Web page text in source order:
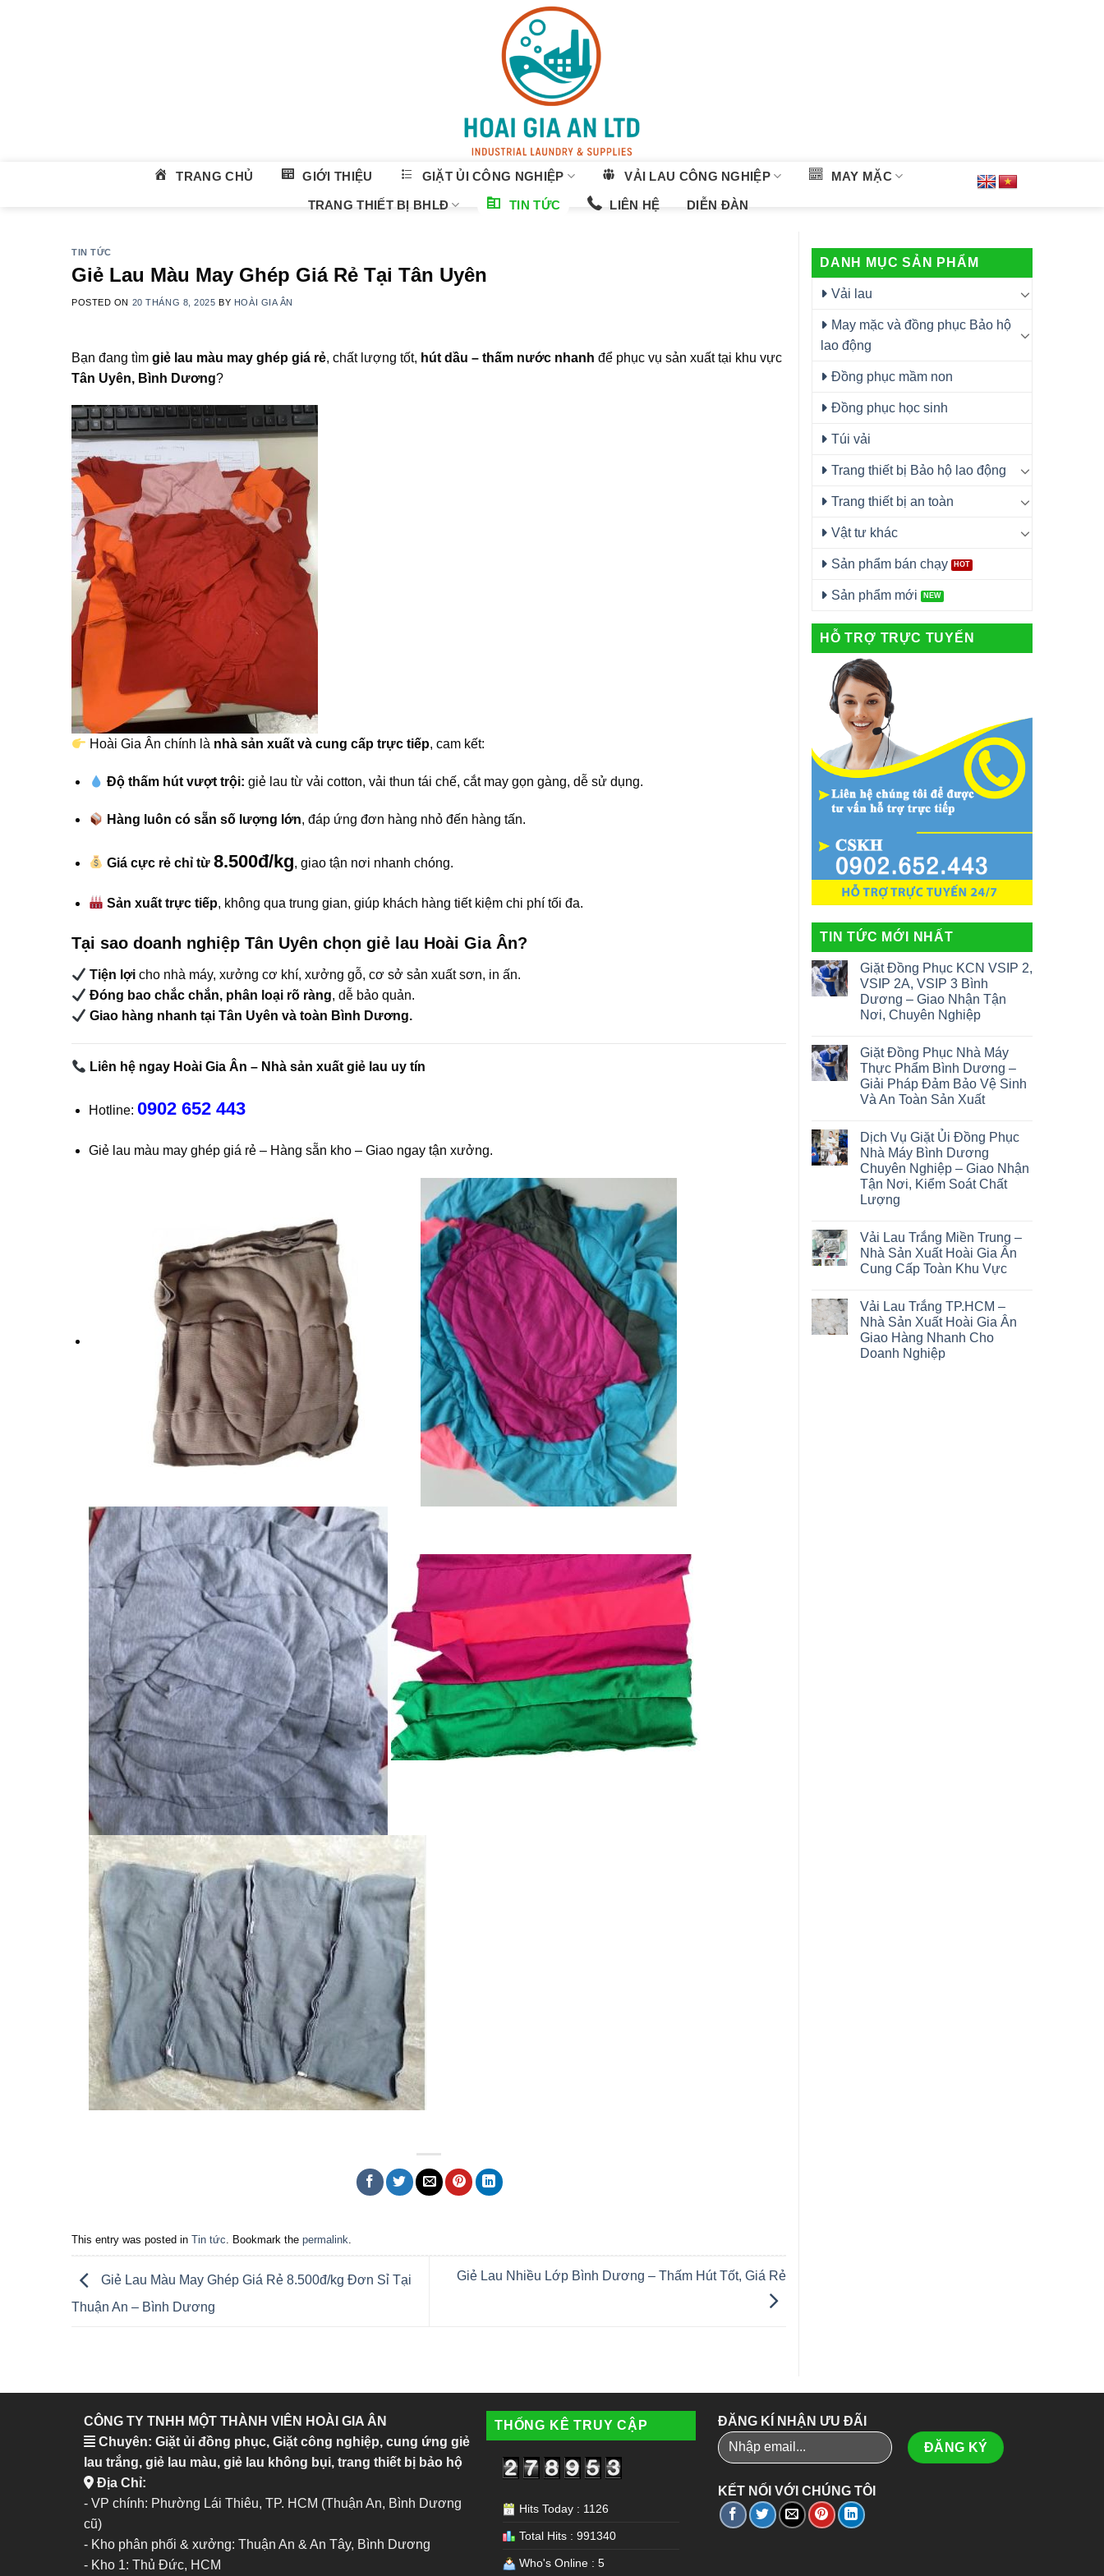
TRANG CHỦ GIỚI THIỆU GIẶT ỦI CÔNG NGHIỆP VẢI LAU CÔNG NGHIỆP MAY MẶC
TRANG THIẾT BỊ BHLĐ TIN TỨC LIÊN HỆ DIỄN ĐÀN
TIN TỨC
Giẻ Lau Màu May Ghép Giá Rẻ Tại Tân Uyên
POSTED ON 20 THÁNG 8, 2025 BY HOÀI GIA ÂN
Bạn đang tìm giẻ lau màu may ghép giá rẻ, chất lượng tốt, hút dầu – thấm nước nhanh để phục vụ sản xuất tại khu vực
Tân Uyên, Bình Dương?
Hoài Gia Ân chính là nhà sản xuất và cung cấp trực tiếp, cam kết:
Độ thấm hút vượt trội: giẻ lau từ vải cotton, vải thun tái chế, cắt may gọn gàng, dễ sử dụng.
Hàng luôn có sẵn số lượng lớn, đáp ứng đơn hàng nhỏ đến hàng tấn.
Giá cực rẻ chỉ từ8.500đ/kg, giao tận nơi nhanh chóng.
Sản xuất trực tiếp, không qua trung gian, giúp khách hàng tiết kiệm chi phí tối đa.
Tại sao doanh nghiệp Tân Uyên chọn giẻ lau Hoài Gia Ân?
Tiện lợi cho nhà máy, xưởng cơ khí, xưởng gỗ, cơ sở sản xuất sơn, in ấn.
Đóng bao chắc chắn, phân loại rõ ràng, dễ bảo quản.
Giao hàng nhanh tại Tân Uyên và toàn Bình Dương.
Liên hệ ngay Hoài Gia Ân – Nhà sản xuất giẻ lau uy tín
Hotline: 0902 652 443
Giẻ lau màu may ghép giá rẻ – Hàng sẵn kho – Giao ngay tận xưởng.
This entry was posted in Tin tức . Bookmark the permalink
Giẻ Lau Màu May Ghép Giá Rẻ 8.500đ/kg Đơn Sỉ Tại
Thuận An – Bình Dương
Giẻ Lau Nhiều Lớp Bình Dương – Thấm Hút Tốt, Giá Rẻ
DANH MỤC SẢN PHẨM
Vải lau
May mặc và đồng phục Bảo hộ
lao động
Đồng phục mầm non
Đồng phục học sinh
Túi vải
Trang thiết bị Bảo hộ lao động
Trang thiết bị an toàn
Vật tư khác
Sản phẩm bán chạy
Sản phẩm mới
HỖ TRỢ TRỰC TUYẾN
TIN TỨC MỚI NHẤT
Giặt Đồng Phục KCN VSIP 2,
VSIP 2A, VSIP 3 Bình
Dương – Giao Nhận Tận
Nơi, Chuyên Nghiệp
Giặt Đồng Phục Nhà Máy
Thực Phẩm Bình Dương –
Giải Pháp Đảm Bảo Vệ Sinh
Và An Toàn Sản Xuất
Dịch Vụ Giặt Ủi Đồng Phục
Nhà Máy Bình Dương
Chuyên Nghiệp – Giao Nhận
Tận Nơi, Kiểm Soát Chất
Lượng
Vải Lau Trắng Miền Trung –
Nhà Sản Xuất Hoài Gia Ân
Cung Cấp Toàn Khu Vực
Vải Lau Trắng TP.HCM –
Nhà Sản Xuất Hoài Gia Ân
Giao Hàng Nhanh Cho
Doanh Nghiệp
CÔNG TY TNHH MỘT THÀNH VIÊN HOÀI GIA ÂN
Chuyên: Giặt ủi đồng phục, Giặt công nghiệp, cung ứng giẻ
lau trắng, giẻ lau màu, giẻ lau không bụi, trang thiết bị bảo hộ
Địa Chỉ:
- VP chính: Phường Lái Thiêu, TP. HCM (Thuận An, Bình Dương
cũ)
- Kho phân phối & xưởng: Thuận An & An Tây, Bình Dương
- Kho 1: Thủ Đức, HCM
THỐNG KÊ TRUY CẬP
Hits Today : 1126
Total Hits : 991340
Who's Online : 5
ĐĂNG KÍ NHẬN ƯU ĐÃI
KẾT NỐI VỚI CHÚNG TÔI